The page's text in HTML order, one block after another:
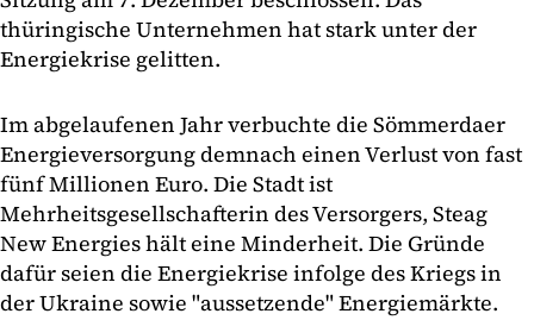
thüringische Unternehmen hat stark unter der
Energiekrise gelitten.
Im abgelaufenen Jahr verbuchte die Sömmerdaer
Energieversorgung demnach einen Verlust von fast
fünf Millionen Euro. Die Stadt ist
Mehrheitsgesellschafterin des Versorgers, Steag
New Energies hält eine Minderheit. Die Gründe
dafür seien die Energiekrise infolge des Kriegs in
der Ukraine sowie "aussetzende" Energiemärkte.